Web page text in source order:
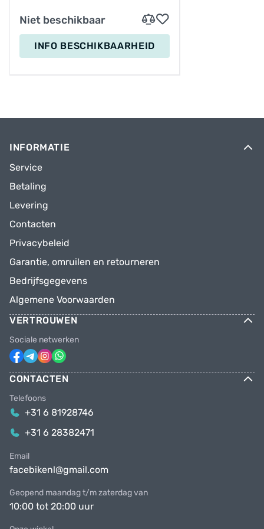
Sparta F8e model 2016-2020
Sparta Lola Jo E model 2015
Sparta M7e model 2016
Sparta Pick Up E model 2014-2020
Sparta R5e model 2017-2020
Sparta Regular E model 2016-2017
Niet beschikbaar
INFO BESCHIKBAARHEID
INFORMATIE
Service
Betaling
Levering
Contacten
Privacybeleid
Garantie, omruilen en retourneren
Bedrijfsgegevens
Algemene Voorwaarden
VERTROUWEN
Sociale netwerken
CONTACTEN
Telefoons
+31 6 81928746
+31 6 28382471
Email
facebikenl@gmail.com
Geopend maandag t/m zaterdag van
10:00 tot 20:00 uur